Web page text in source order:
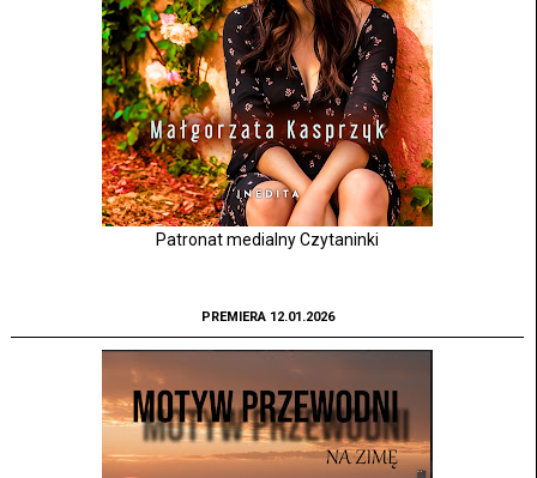
Patronat medialny Czytaninki
PREMIERA 12.01.2026